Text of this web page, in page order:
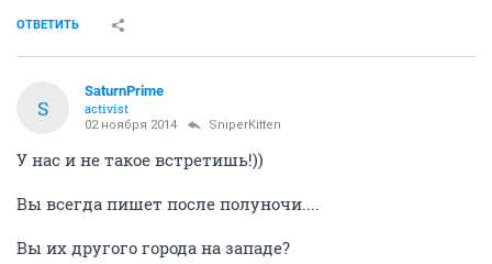
ОТВЕТИТЬ
S
SaturnPrime
activist
02 ноября 2014 SniperKitten
У нас и не такое встретишь!))
Вы всегда пишет после полуночи....
Вы их другого города на западе?